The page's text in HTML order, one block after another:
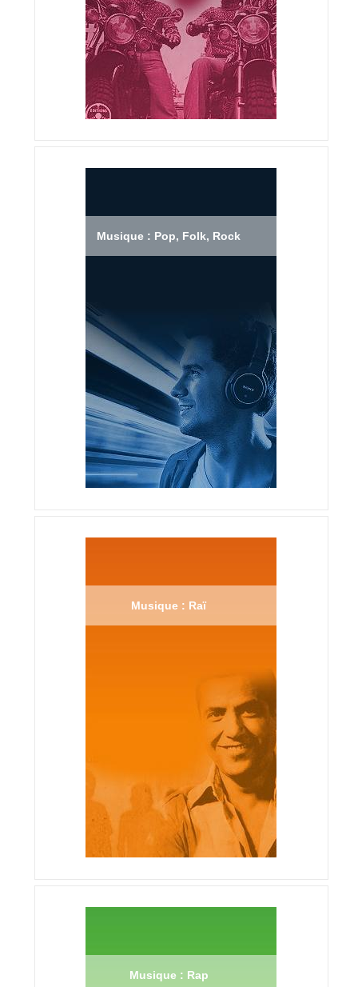
Musique : Pop, Folk, Rock
Musique : Raï
Musique : Rap